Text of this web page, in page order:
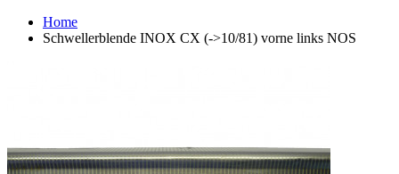
Home
Schwellerblende INOX CX (->10/81) vorne links NOS